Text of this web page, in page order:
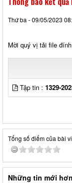
Thứ ba - 09/05/2023
Mời quý vị tải file
Tập tin : 1329-
Tổng số điểm của bài
Những tin mới hơn